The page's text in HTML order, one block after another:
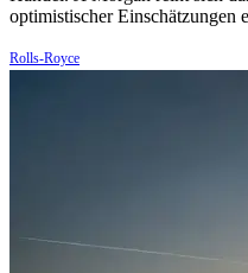
optimistischer
Rolls-Royce